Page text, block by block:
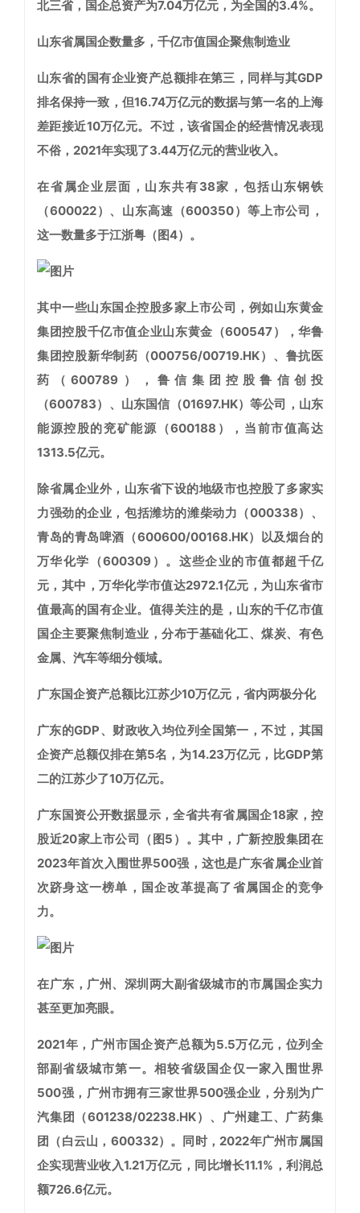
北三省，国企总资产为7.04万亿元，为全国的3.4%。
山东省属国企数量多，千亿市值国企聚焦制造业
山东省的国有企业资产总额排在第三，同样与其GDP
排名保持一致，但16.74万亿元的数据与第一名的上海
差距接近10万亿元。不过，该省国企的经营情况表现
不俗，2021年实现了3.44万亿元的营业收入。
在省属企业层面，山东共有38家，包括山东钢铁
（600022）、山东高速（600350）等上市公司，
这一数量多于江浙粤（图4）。
其中一些山东国企控股多家上市公司，例如山东黄金
集团控股千亿市值企业山东黄金（600547），华鲁
集团控股新华制药（000756/00719.HK）、鲁抗医
药（600789），鲁信集团控股鲁信创投
（600783）、山东国信（01697.HK）等公司，山东
能源控股的兖矿能源（600188），当前市值高达
1313.5亿元。
除省属企业外，山东省下设的地级市也控股了多家实
力强劲的企业，包括潍坊的潍柴动力（000338）、
青岛的青岛啤酒（600600/00168.HK）以及烟台的
万华化学（600309）。这些企业的市值都超千亿
元，其中，万华化学市值达2972.1亿元，为山东省市
值最高的国有企业。值得关注的是，山东的千亿市值
国企主要聚焦制造业，分布于基础化工、煤炭、有色
金属、汽车等细分领域。
广东国企资产总额比江苏少10万亿元，省内两极分化
广东的GDP、财政收入均位列全国第一，不过，其国
企资产总额仅排在第5名，为14.23万亿元，比GDP第
二的江苏少了10万亿元。
广东国资公开数据显示，全省共有省属国企18家，控
股近20家上市公司（图5）。其中，广新控股集团在
2023年首次入围世界500强，这也是广东省属企业首
次跻身这一榜单，国企改革提高了省属国企的竞争
力。
在广东，广州、深圳两大副省级城市的市属国企实力
甚至更加亮眼。
2021年，广州市国企资产总额为5.5万亿元，位列全
部副省级城市第一。相较省级国企仅一家入围世界
500强，广州市拥有三家世界500强企业，分别为广
汽集团（601238/02238.HK）、广州建工、广药集
团（白云山，600332）。同时，2022年广州市属国
企实现营业收入1.21万亿元，同比增长11.1%，利润总
额726.6亿元。